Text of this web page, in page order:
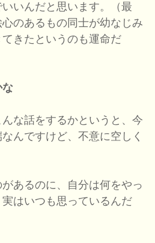
いんだと思います。（最
のあるもの同士が幼なじみ
きたというのも運命だ
な
な話をするかというと、今
んですけど、不意に空しく
あるのに、自分は何をやっ
はいつも思っているんだ